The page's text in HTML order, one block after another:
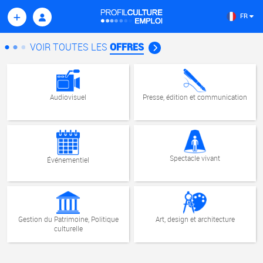
professionnelle
FR
VOIR TOUTES LESOFFRES
Audiovisuel Presse, édition et communication
Événementiel Spectacle vivant
Gestion du Patrimoine, Politique
culturelle
Art, design et architecture